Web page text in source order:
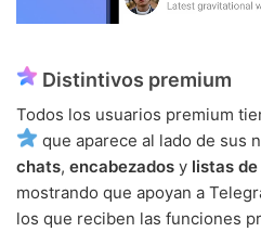
Distintivos premium
Todos los usuarios premium
que aparece al lado de sus
chats, encabezados y listas
mostrando que apoyan a
los que reciben las funciones